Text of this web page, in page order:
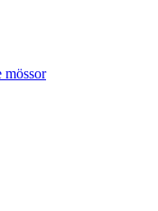
mössor